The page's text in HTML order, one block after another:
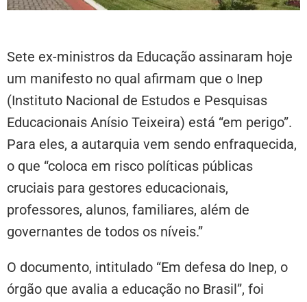
Sete ex-ministros da Educação assinaram hoje
um manifesto no qual afirmam que o Inep
(Instituto Nacional de Estudos e Pesquisas
Educacionais Anísio Teixeira) está “em perigo”.
Para eles, a autarquia vem sendo enfraquecida,
o que “coloca em risco políticas públicas
cruciais para gestores educacionais,
professores, alunos, familiares, além de
governantes de todos os níveis.”
O documento, intitulado “Em defesa do Inep, o
órgão que avalia a educação no Brasil”, foi